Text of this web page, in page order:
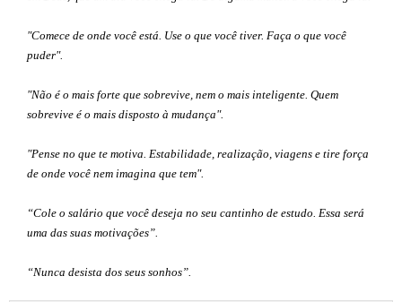
"Comece de onde você está. Use o que você tiver. Faça o que você
puder".
"Não é o mais forte que sobrevive, nem o mais inteligente. Quem
sobrevive é o mais disposto à mudança".
"Pense no que te motiva. Estabilidade, realização, viagens e tire força
de onde você nem imagina que tem".
“Cole o salário que você deseja no seu cantinho de estudo. Essa será
uma das suas motivações”
“Nunca desista dos seus sonhos”.